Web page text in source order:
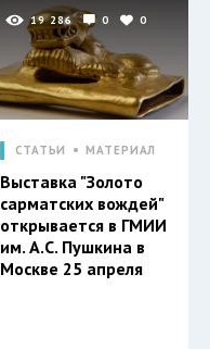
19 286 0 0
СТАТЬИ МАТЕРИАЛ
Выставка "Золото
сарматских вождей"
открывается в ГМИИ
им. А.С. Пушкина в
Москве 25 апреля